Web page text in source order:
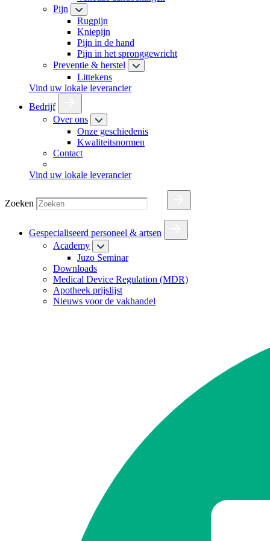
Pijn
Rugpijn
Kniepijn
Pijn in de hand
Pijn in het spronggewricht
Preventie & herstel
Littekens
Vind uw lokale leverancier
Bedrijf
Over ons
Onze geschiedenis
Kwaliteitsnormen
Contact
Vind uw lokale leverancier
Zoeken
Gespecialiseerd personeel & artsen
Academy
Juzo Seminar
Downloads
Medical Device Regulation (MDR)
Apotheek prijslijst
Nieuws voor de vakhandel